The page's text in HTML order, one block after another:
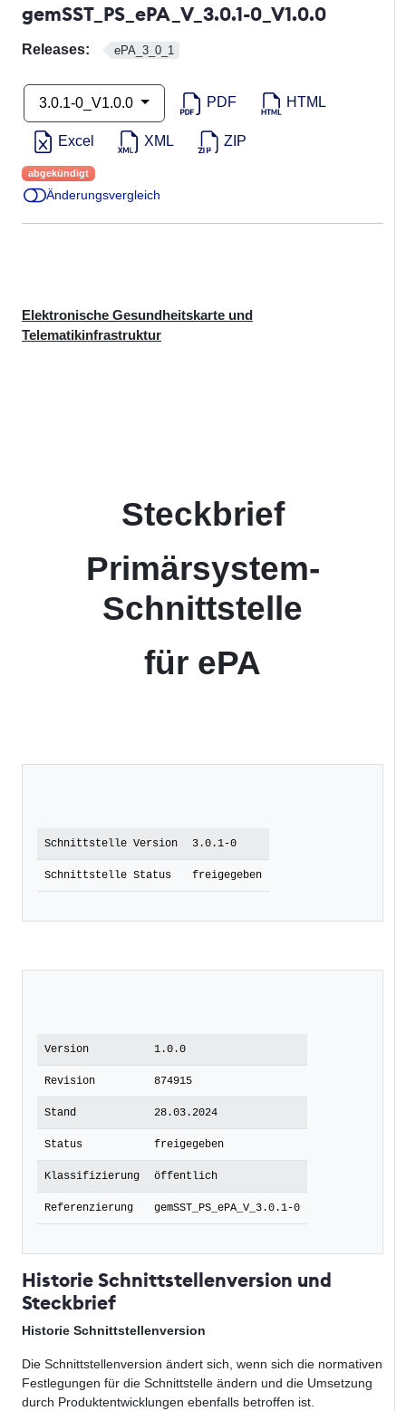
gemSST_PS_ePA_V_3.0.1-0_V1.0.0
Releases: ePA_3_0_1
3.0.1-0_V1.0.0 PDF HTML
Excel XML ZIP
abgekündigt
Änderungsvergleich
Elektronische Gesundheitskarte und
Telematikinfrastruktur
Steckbrief
Primärsystem-
Schnittstelle
für ePA
Schnittstelle Version 3.0.1-0
Schnittstelle Status freigegeben
Version 1.0.0
Revision 874915
Stand 28.03.2024
Status freigegeben
Klassifizierung öffentlich
Referenzierung gemSST_PS_ePA_V_3.0.1-0
Historie Schnittstellenversion und
Steckbrief
Historie Schnittstellenversion
Die Schnittstellenversion ändert sich, wenn sich die normativen
Festlegungen für die Schnittstelle ändern und die Umsetzung
durch Produktentwicklungen ebenfalls betroffen ist.